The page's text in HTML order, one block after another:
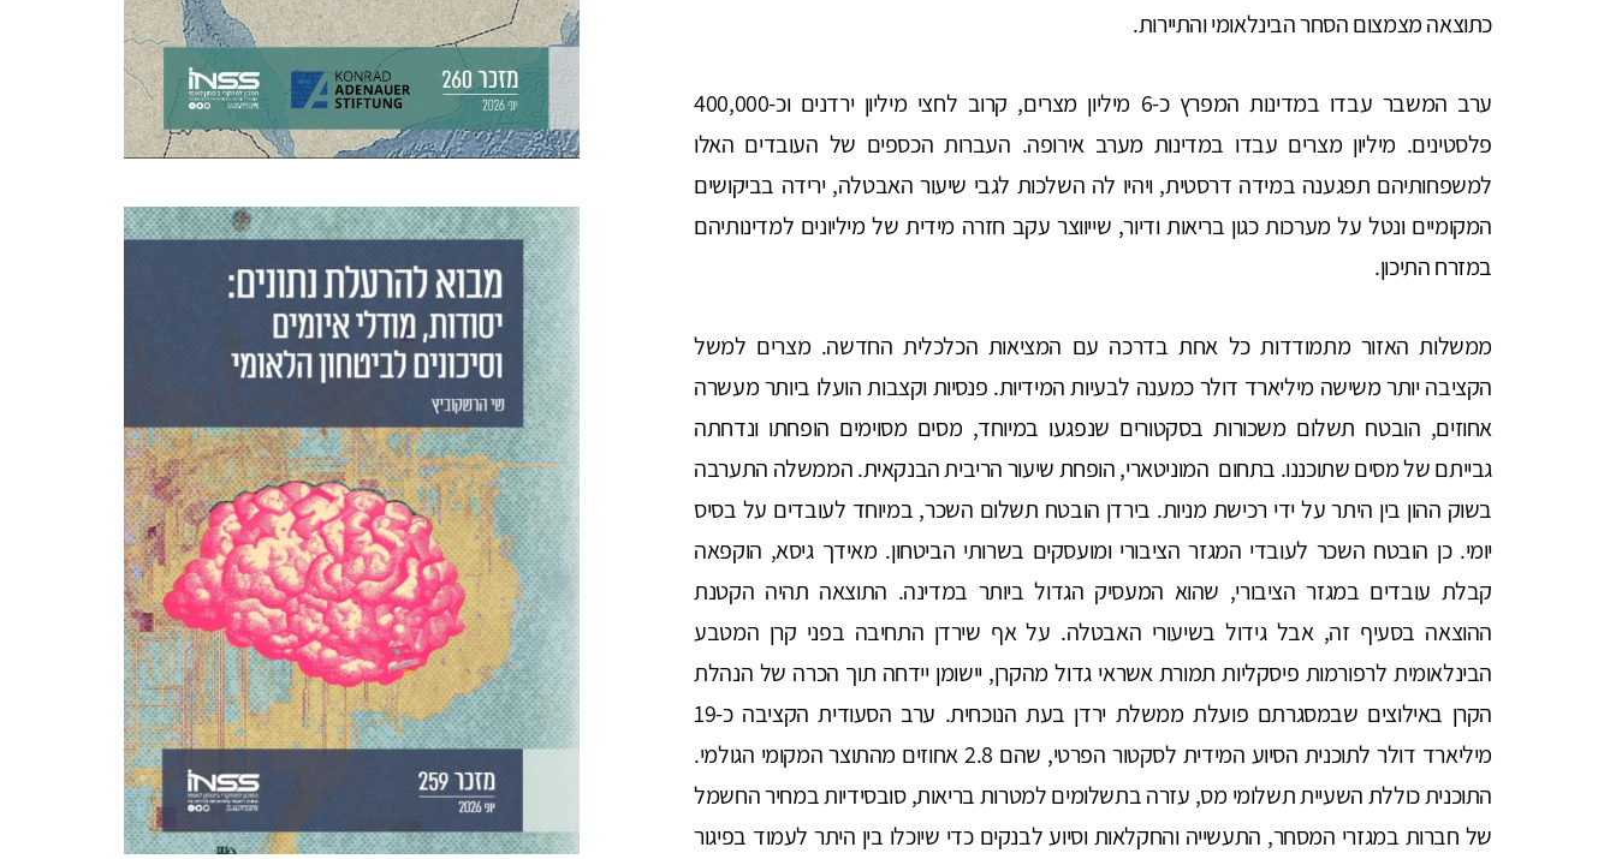
כתוצאה מצמצום הסחר הבינלאומי והתיירות.
ערב המשבר עבדו במדינות המפרץ כ-6 מיליון מצרים, קרוב לחצי מיליון ירדנים וכ-400,000
פלסטינים. מיליון מצרים עבדו במדינות מערב אירופה. העברות הכספים של העובדים האלו
למשפחותיהם תפגענה במידה דרסטית, ויהיו לה השלכות לגבי שיעור האבטלה, ירידה בביקושים
המקומיים ונטל על מערכות כגון בריאות ודיור, שייווצר עקב חזרה מידית של מיליונים למדינותיהם
במזרח התיכון.
ממשלות האזור מתמודדות כל אחת בדרכה עם המציאות הכלכלית החדשה. מצרים למשל
הקציבה יותר משישה מיליארד דולר כמענה לבעיות המידיות. פנסיות וקצבות הועלו ביותר מעשרה
אחוזים, הובטח תשלום משכורות בסקטורים שנפגעו במיוחד, מסים מסוימים הופחתו ונדחתה
גבייתם של מסים שתוכננו. בתחום המוניטארי, הופחת שיעור הריבית הבנקאית. הממשלה התערבה
בשוק ההון בין היתר על ידי רכישת מניות. בירדן הובטח תשלום השכר, במיוחד לעובדים על בסיס
יומי. כן הובטח השכר לעובדי המגזר הציבורי ומועסקים בשרותי הביטחון. מאידך גיסא, הוקפאה
קבלת עובדים במגזר הציבורי, שהוא המעסיק הגדול ביותר במדינה. התוצאה תהיה הקטנת
ההוצאה בסעיף זה, אבל גידול בשיעורי האבטלה. על אף שירדן התחיבה בפני קרן המטבע
הבינלאומית לרפורמות פיסקליות תמורת אשראי גדול מהקרן, יישומן יידחה תוך הכרה של הנהלת
הקרן באילוצים שבמסגרתם פועלת ממשלת ירדן בעת הנוכחית. ערב הסעודית הקציבה כ-19
מיליארד דולר לתוכנית הסיוע המידית לסקטור הפרטי, שהם 2.8 אחוזים מהתוצר המקומי הגולמי.
התוכנית כוללת השעיית תשלומי מס, עזרה בתשלומים למטרות בריאות, סובסידיות במחיר החשמל
של חברות במגזרי המסחר, התעשייה והחקלאות וסיוע לבנקים כדי שיוכלו בין היתר לעמוד בפיגור